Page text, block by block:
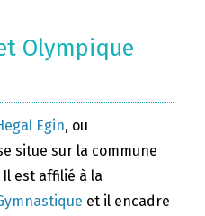
Olympique
Egin, ou
situe sur la commune
Il est affilié à la
et il encadre